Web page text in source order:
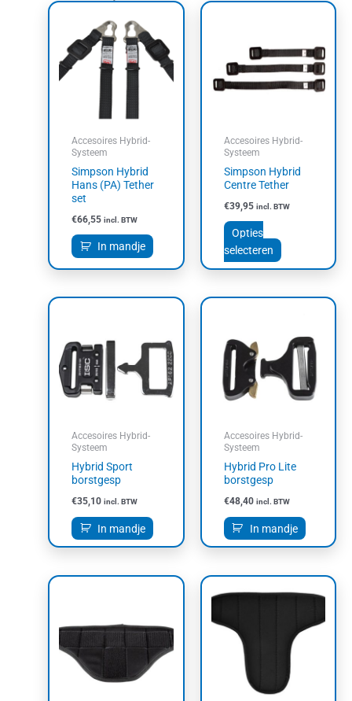
Accesoires Hybrid-
Systeem
Simpson Hybrid
Hans (PA) Tether
set
€66,55 incl. BTW
In mandje
Accesoires Hybrid-
Systeem
Simpson Hybrid
Centre Tether
€39,95 incl. BTW
Opties
selecteren
heeft
meerdere
variaties.
gekozen
worden
op
de
Accesoires Hybrid-
Systeem
Hybrid Sport
borstgesp
€35,10 incl. BTW
In mandje
Accesoires Hybrid-
Systeem
Hybrid Pro Lite
borstgesp
€48,40 incl. BTW
In mandje